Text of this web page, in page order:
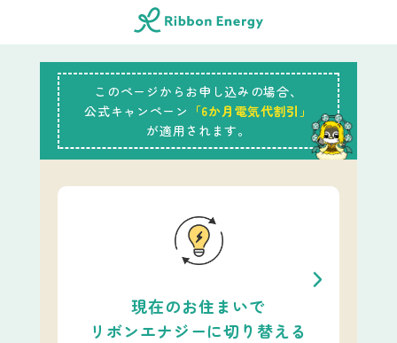
このページからお申し込みの場合、
公式キャンペーン 「6か月電気代割引」
が適用されます。
現在のお住まいで
リボンエナジーに切り替える